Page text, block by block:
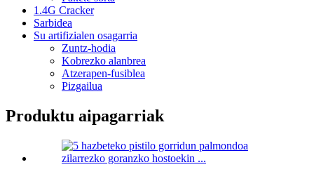
1.4G Cracker
Sarbidea
Su artifizialen osagarria
Zuntz-hodia
Kobrezko alanbrea
Atzerapen-fusiblea
Pizgailua
Produktu aipagarriak